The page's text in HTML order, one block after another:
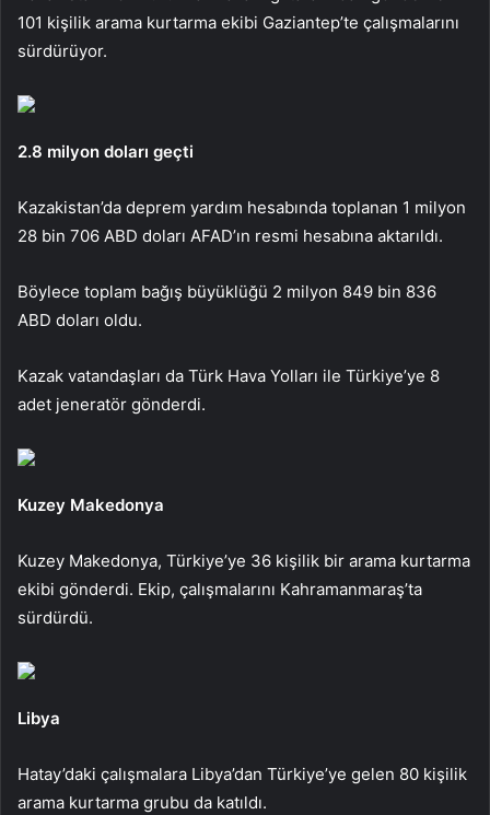
101 kişilik arama kurtarma ekibi Gaziantep’te çalışmalarını
sürdürüyor.
2.8 milyon doları geçti
Kazakistan’da deprem yardım hesabında toplanan 1 milyon
28 bin 706 ABD doları AFAD’ın resmi hesabına aktarıldı.
Böylece toplam bağış büyüklüğü 2 milyon 849 bin 836
ABD doları oldu.
Kazak vatandaşları da Türk Hava Yolları ile Türkiye’ye 8
adet jeneratör gönderdi.
Kuzey Makedonya
Kuzey Makedonya, Türkiye’ye 36 kişilik bir arama kurtarma
ekibi gönderdi. Ekip, çalışmalarını Kahramanmaraş’ta
sürdürdü.
Libya
Hatay’daki çalışmalara Libya’dan Türkiye’ye gelen 80 kişilik
arama kurtarma grubu da katıldı.